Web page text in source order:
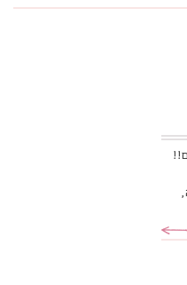
3 פעמים!!